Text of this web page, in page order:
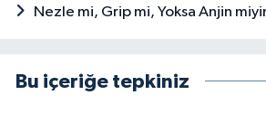
Nezle mi, Grip mi, Yoksa Anjin
Bu içeriğe tepkiniz